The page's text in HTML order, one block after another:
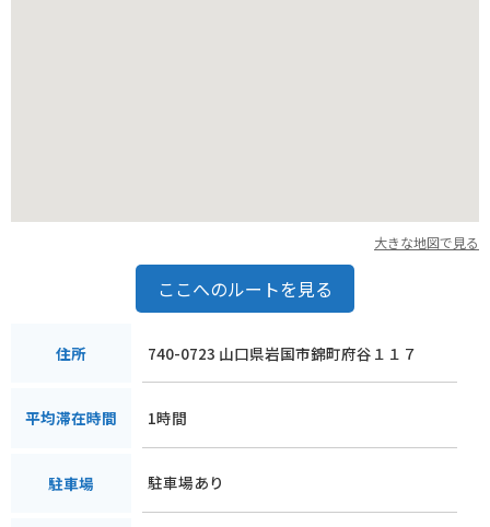
大きな地図で見る
ここへのルートを見る
住所 740-0723 山口県岩国市錦町府谷１１７
平均滞在時間 1時間
駐車場 駐車場あり